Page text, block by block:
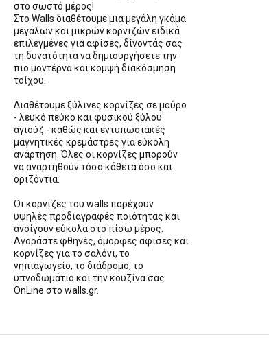
στο σωστό μέρος!
Στο Walls διαθέτουμε μια μεγάλη γκάμα
μεγάλων και μικρών κορνιζών ειδικά
επιλεγμένες για αφίσες, δίνοντάς σας
τη δυνατότητα να δημιουργήσετε την
πιο μοντέρνα και κομψή διακόσμηση
τοίχου.
Διαθέτουμε ξύλινες κορνίζες σε μαύρο
- λευκό πεύκο και φυσικού ξύλου
αγιούζ - καθώς και εντυπωσιακές
μαγνητικές κρεμάστρες για εύκολη
ανάρτηση. Όλες οι κορνίζες μπορούν
να αναρτηθούν τόσο κάθετα όσο και
οριζόντια.
Οι κορνίζες του walls παρέχουν
υψηλές προδιαγραφές ποιότητας και
ανοίγουν εύκολα στο πίσω μέρος.
Αγοράστε φθηνές, όμορφες αφίσες και
κορνίζες για το σαλόνι, το
νηπιαγωγείο, το διάδρομο, το
υπνοδωμάτιο και την κουζίνα σας
OnLine στο walls.gr.